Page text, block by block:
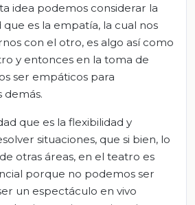
idea podemos considerar la
es la empatía, la cual nos
con el otro, es algo así como
y entonces en la toma de
ser empáticos para
demás.
que es la flexibilidad y
situaciones, que si bien, lo
otras áreas, en el teatro es
porque no podemos ser
un espectáculo en vivo